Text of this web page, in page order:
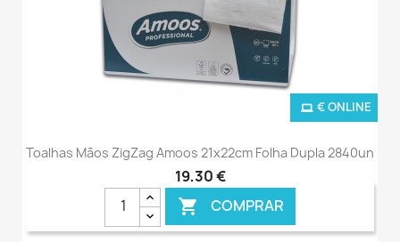
Toalhas Mãos ZigZag Amoos 21x22cm Folha Dupla 2840un
19,30 €
 COMPRAR
€ ONLINE